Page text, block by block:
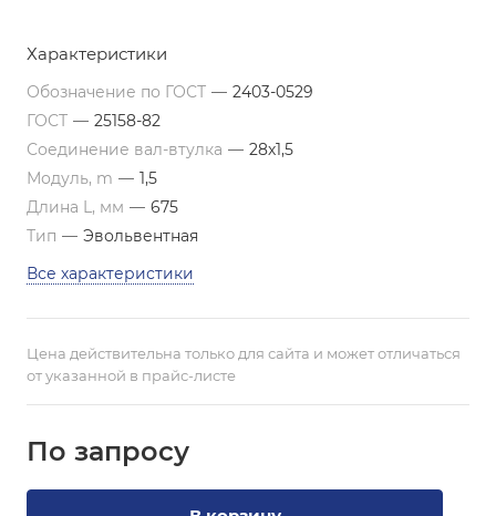
Характеристики
Обозначение по ГОСТ — 2403-0529
ГОСТ — 25158-82
Соединение вал-втулка — 28х1,5
Модуль, m — 1,5
Длина L, мм — 675
Тип — Эвольвентная
Все характеристики
Цена действительна только для сайта и может отличаться
от указанной в прайс-листе
По запросу